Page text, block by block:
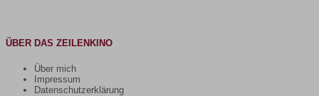
ÜBER DAS ZEILENKINO
Über mich
Impressum
Datenschutzerklärung